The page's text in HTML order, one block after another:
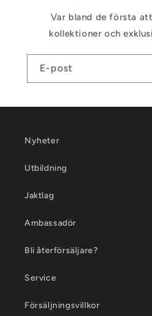
Var bland de första
kollektioner och
E-post
Nyheter
Utbildning
Jaktlag
Ambassadör
Bli återförsäljare?
Service
Försäljningsvillkor